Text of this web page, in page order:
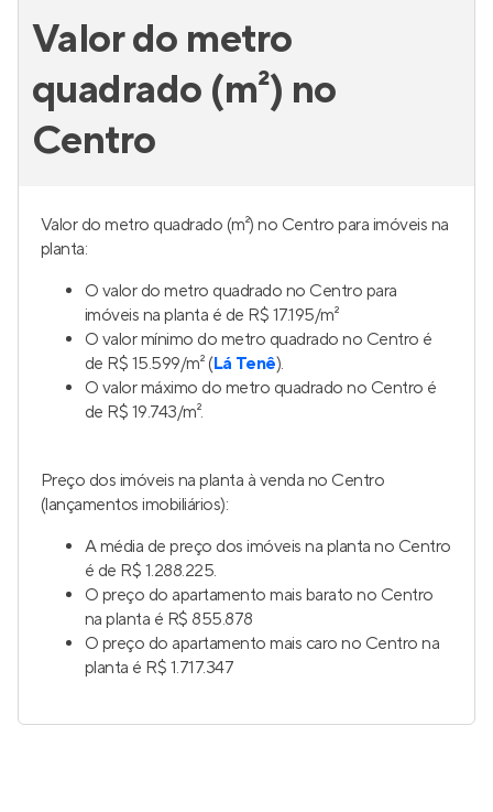
Valor do metro
quadrado (m²) no
Centro
Valor do metro quadrado (m²) no Centro para imóveis na
planta:
O valor do metro quadrado no Centro para
imóveis na planta é de R$ 17.195/m²
O valor mínimo do metro quadrado no Centro é
de R$ 15.599/m² (Lá Tenê).
O valor máximo do metro quadrado no Centro é
de R$ 19.743/m².
Preço dos imóveis na planta à venda no Centro
(lançamentos imobiliários):
A média de preço dos imóveis na planta no Centro
é de R$ 1.288.225.
O preço do apartamento mais barato no Centro
na planta é R$ 855.878
O preço do apartamento mais caro no Centro na
planta é R$ 1.717.347